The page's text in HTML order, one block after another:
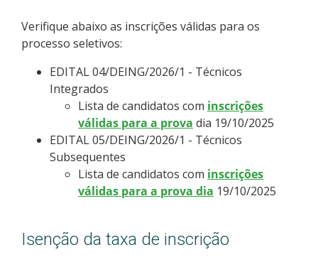
Processos Seletivos
Orientações para comprovação de cotas
Inscrições e acompanhamento
Orientações para Matrícula
Cadastro de interesse
Verifique abaixo as inscrições válidas para os
processo seletivos:
EDITAL 04/DEING/2026/1 - Técnicos
Integrados
Lista de candidatos com inscrições
válidas para a prova dia 19/10/2025
EDITAL 05/DEING/2026/1 - Técnicos
Subsequentes
Lista de candidatos com inscrições
válidas para a prova dia 19/10/2025
Isenção da taxa de inscrição